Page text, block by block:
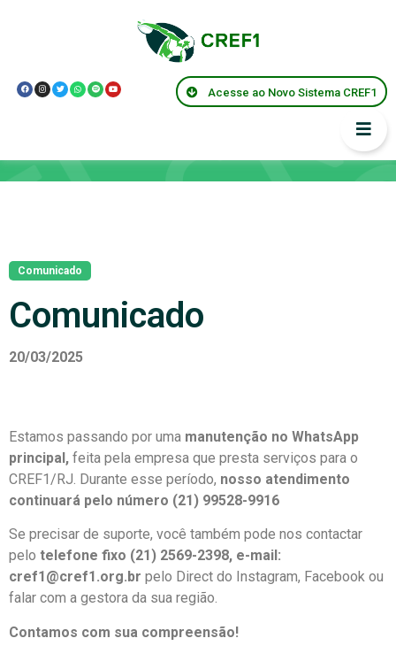
Acesse ao Novo Sistema CREF1
Comunicado
Comunicado
20/03/2025
Estamos passando por uma manutenção no WhatsApp
principal, feita pela empresa que presta serviços para o
CREF1/RJ. Durante esse período, nosso atendimento
continuará pelo número (21) 99528-9916
Se precisar de suporte, você também pode nos contactar
pelo telefone fixo (21) 2569-2398, e-mail:
cref1@cref1.org.br pelo Direct do Instagram, Facebook ou
falar com a gestora da sua região.
Contamos com sua compreensão!